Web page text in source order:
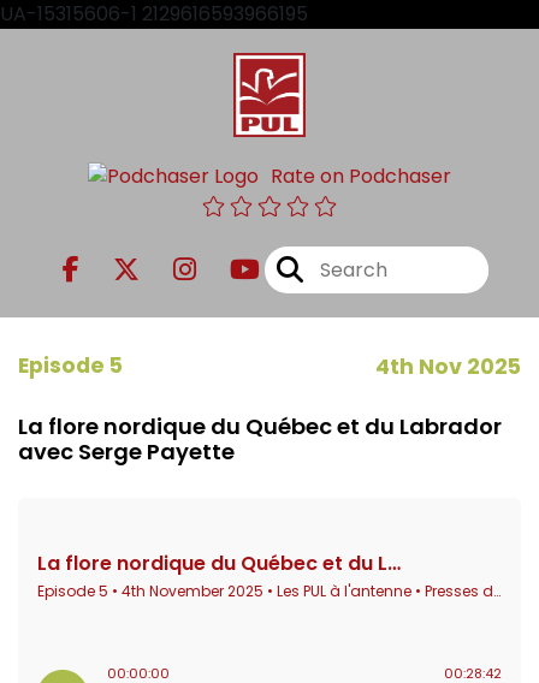
UA-15315606-1 2129616593966195
Rate on Podchaser
Episode 5 4th Nov 2025
La flore nordique du Québec et du Labrador
avec Serge Payette